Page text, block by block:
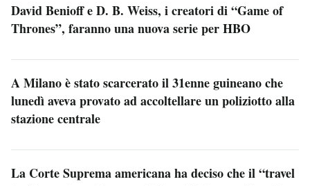
David Benioff e D. B. Weiss, i creatori di “Game of
Thrones”, faranno una nuova serie per HBO
A Milano è stato scarcerato il 31enne guineano che
lunedì aveva provato ad accoltellare un poliziotto alla
stazione centrale
La Corte Suprema americana ha deciso che il “travel